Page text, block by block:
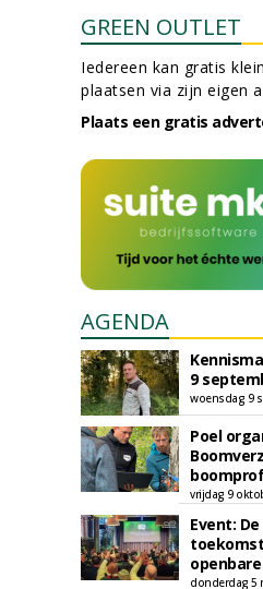
GREEN OUTLET
Iedereen kan gratis
plaatsen via zijn eigen
Plaats een gratis
AGENDA
9
woensdag 9
Poel
vrijdag 9
Event:
donderdag 5